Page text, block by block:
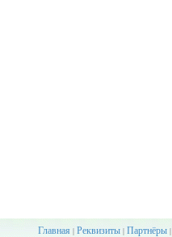
Главная| Реквизиты| Партнёры|